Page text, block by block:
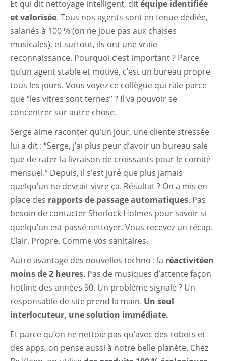
Et qui dit nettoyage intelligent, ditéquipe identifiée
et valorisée. Tous nos agents sont en tenue dédiée,
salariés à 100 % (on ne joue pas aux chaises
musicales), et surtout, ils ont une vraie
reconnaissance. Pourquoi c’est important ? Parce
qu’un agent stable et motivé, c’est un bureau propre
tous les jours. Vous voyez ce collègue qui râle parce
que “les vitres sont ternes” ? Il va pouvoir se
concentrer sur autre chose.
Serge aime raconter qu’un jour, une cliente stressée
lui a dit : “Serge, j’ai plus peur d’avoir un bureau sale
que de rater la livraison de croissants pour le comité
mensuel.” Depuis, il s’est juré que plus jamais
quelqu’un ne devrait vivre ça. Résultat ? On a mis en
place des rapports de passage automatiques. Pas
besoin de contacter Sherlock Holmes pour savoir si
quelqu’un est passé nettoyer. Vous recevez un récap.
Clair. Propre. Comme vos sanitaires.
Autre avantage des nouvelles techno : la réactivitéen
moins de 2 heures. Pas de musiques d’attente façon
hotline des années 90. Un problème signalé ? Un
responsable de site prend la main. Un seul
interlocuteur, une solution immédiate.
Et parce qu’on ne nettoie pas qu’avec des robots et
des apps, on pense aussi à notre belle planète. Chez
Accueil
Entretien Récurrent
Nettoyage de chantier